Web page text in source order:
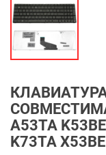
A53TA
K73TA